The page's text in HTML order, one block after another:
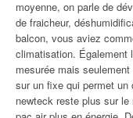
moyenne, on parle de
de fraicheur,
balcon, vous aviez
climatisation. Également
mesurée mais
sur un fixe qui permet un
newteck reste plus sur